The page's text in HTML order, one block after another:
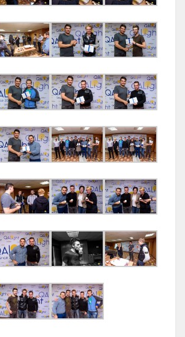
UI/UX ДИЗАЙН ISTQВ